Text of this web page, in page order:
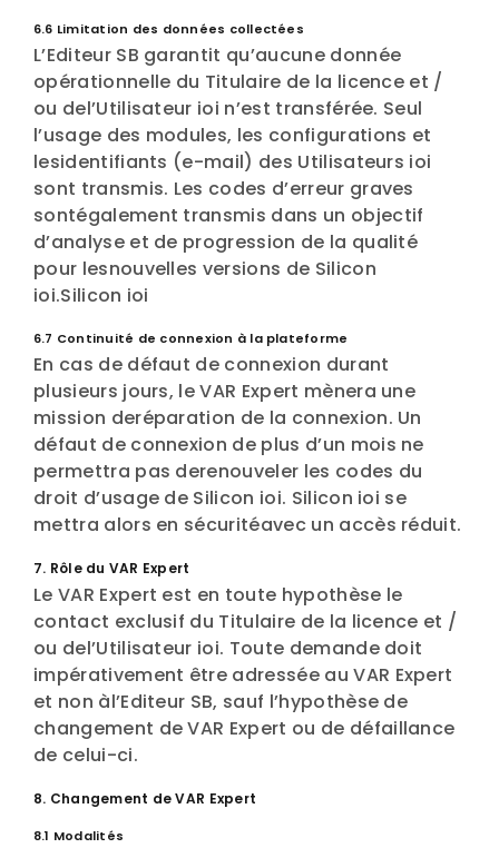
6.6 Limitation des données collectées
L’Editeur SB garantit qu’aucune donnée
opérationnelle du Titulaire de la licence et /
ou del’Utilisateur ioi n’est transférée. Seul
l’usage des modules, les configurations et
lesidentifiants (e-mail) des Utilisateurs ioi
sont transmis. Les codes d’erreur graves
sontégalement transmis dans un objectif
d’analyse et de progression de la qualité
pour lesnouvelles versions de Silicon
ioi.Silicon ioi
6.7 Continuité de connexion à la plateforme
En cas de défaut de connexion durant
plusieurs jours, le VAR Expert mènera une
mission deréparation de la connexion. Un
défaut de connexion de plus d’un mois ne
permettra pas derenouveler les codes du
droit d’usage de Silicon ioi. Silicon ioi se
mettra alors en sécuritéavec un accès réduit.
7. Rôle du VAR Expert
Le VAR Expert est en toute hypothèse le
contact exclusif du Titulaire de la licence et /
ou del’Utilisateur ioi. Toute demande doit
impérativement être adressée au VAR Expert
et non àl’Editeur SB, sauf l’hypothèse de
changement de VAR Expert ou de défaillance
de celui-ci.
8. Changement de VAR Expert
8.1 Modalités